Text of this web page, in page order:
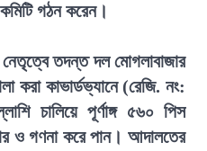
গঠন করেন।
তদন্ত দল মোগলাবাজার
করা কাভার্ডভ্যানে (রেজি. নং:
চালিয়ে পূর্ণাঙ্গ ৫৬০ পিস
ও গণনা করে পান। আদালতের